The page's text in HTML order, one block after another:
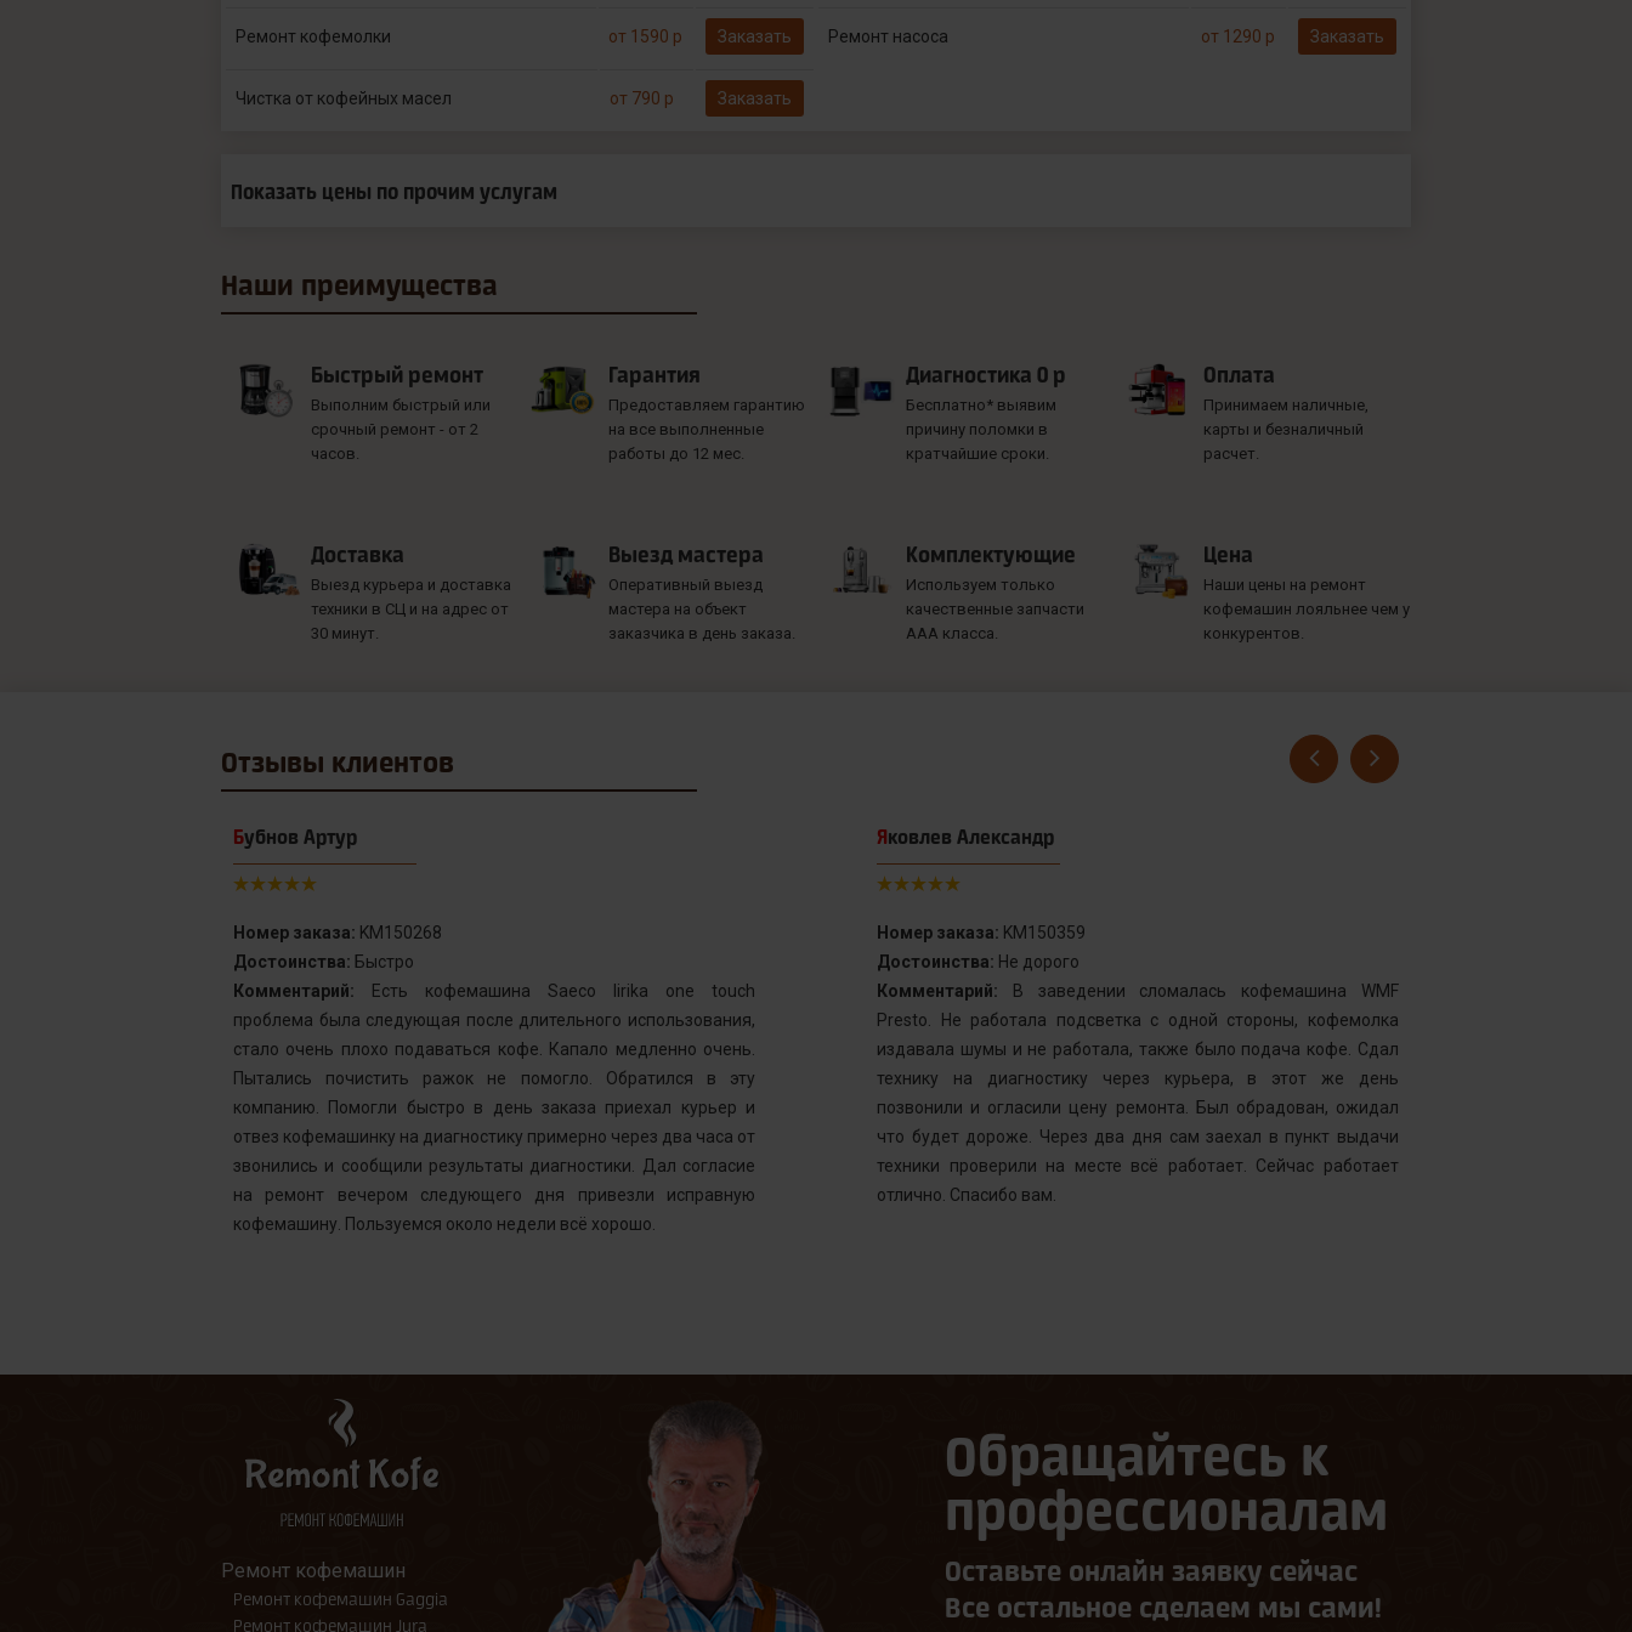
Ремонт кофемолки от 1590 р Заказать Ремонт насоса от 1290 р Заказать
Чистка от кофейных масел от 790 р Заказать
Показать цены по прочим услугам
Наши преимущества
Быстрый ремонт
Выполним быстрый или
срочный ремонт - от 2
часов.
Гарантия
Предоставляем гарантию
на все выполненные
работы до 12 мес.
Диагностика 0 р
Бесплатно* выявим
причину поломки в
кратчайшие сроки.
Оплата
Принимаем наличные,
карты и безналичный
расчет.
Доставка
Выезд курьера и доставка
техники в СЦ и на адрес от
30 минут.
Выезд мастера
Оперативный выезд
мастера на объект
заказчика в день заказа.
Комплектующие
Используем только
качественные запчасти
ААА класса.
Цена
Наши цены на ремонт
кофемашин лояльнее чем у
конкурентов.
Отзывы клиентов
Бубнов Артур
Номер заказа: KM150268
Достоинства: Быстро
Комментарий: Есть кофемашина Saeco lirika one touch
проблема была следующая после длительного использования,
стало очень плохо подаваться кофе. Капало медленно очень.
Пытались почистить ражок не помогло. Обратился в эту
компанию. Помогли быстро в день заказа приехал курьер и
отвез кофемашинку на диагностику примерно через два часа от
звонились и сообщили результаты диагностики. Дал согласие
на ремонт вечером следующего дня привезли исправную
кофемашину. Пользуемся около недели всё хорошо.
Яковлев Александр
Номер заказа: KM150359
Достоинства: Не дорого
Комментарий: В заведении сломалась кофемашина WMF
Presto. Не работала подсветка с одной стороны, кофемолка
издавала шумы и не работала, также было подача кофе. Сдал
технику на диагностику через курьера, в этот же день
позвонили и огласили цену ремонта. Был обрадован, ожидал
что будет дороже. Через два дня сам заехал в пункт выдачи
техники проверили на месте всё работает. Сейчас работает
отлично. Спасибо вам.
Обращайтесь к
профессионалам
Оставьте онлайн заявку сейчас
Все остальное сделаем мы сами!
Ремонт кофемашин
Ремонт кофемашин Gaggia
Ремонт кофемашин Jura